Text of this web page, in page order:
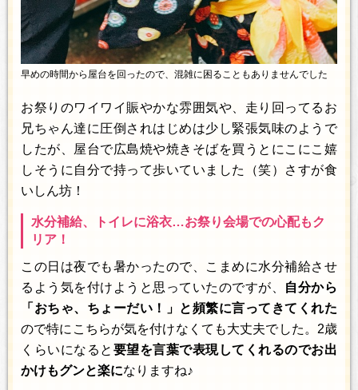
早めの時間から屋台を回ったので、混雑に困ることもありませんでした
お祭りのワイワイ賑やかな雰囲気や、走り回ってるお
兄ちゃん達に圧倒されはじめは少し緊張気味のようで
したが、屋台で広島焼や焼きそばを買うとにこにこ嬉
しそうに自分で持って歩いていました（笑）さすが食
いしん坊！
水分補給、トイレに浴衣…お祭り会場での心配もク
リア！
この日は夜でも暑かったので、こまめに水分補給させ
るよう気を付けようと思っていたのですが、 自分から
「おちゃ、ちょーだい！」と頻繁に言ってきてくれた
ので特にこちらが気を付けなくても大丈夫でした。2歳
くらいになると 要望を言葉で表現してくれるのでお出
かけもグンと楽になりますね♪